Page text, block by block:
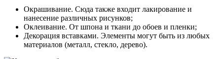
Окрашивание. Сюда также входит лакирование и
нанесение различных рисунков;
Оклеивание. От шпона и ткани до обоев и пленки;
Декорация вставками. Элементы могут быть из любых
материалов (металл, стекло, дерево).